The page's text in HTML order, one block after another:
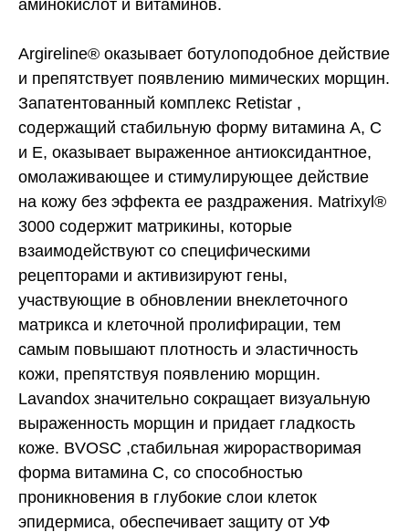
аминокислот и витаминов.
Argireline® оказывает ботулоподобное действие
и препятствует появлению мимических морщин.
Запатентованный комплекс Retistar ,
содержащий стабильную форму витамина А, С
и Е, оказывает выраженное антиоксидантное,
омолаживающее и стимулирующее действие
на кожу без эффекта ее раздражения. Matrixyl®
3000 содержит матрикины, которые
взаимодействуют со специфическими
рецепторами и активизируют гены,
участвующие в обновлении внеклеточного
матрикса и клеточной пролифирации, тем
самым повышают плотность и эластичность
кожи, препятствуя появлению морщин.
Lavandox значительно сокращает визуальную
выраженность морщин и придает гладкость
коже. BVOSC ,стабильная жирорастворимая
форма витамина С, со способностью
проникновения в глубокие слои клеток
эпидермиса, обеспечивает защиту от УФ